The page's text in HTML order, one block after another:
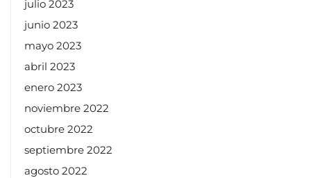
julio 2023
junio 2023
mayo 2023
abril 2023
enero 2023
noviembre 2022
octubre 2022
septiembre 2022
agosto 2022